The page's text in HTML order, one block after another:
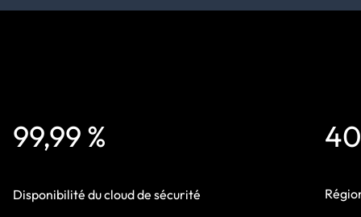
99,99 %
Disponibilité du cloud de sécurité